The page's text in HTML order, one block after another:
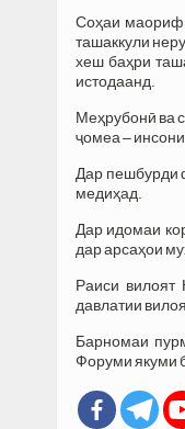
Соҳаи
ташаккули
хеш баҳри
истодаанд.
Меҳрубонӣ ва
ҷомеа –
Дар пешбурди
медиҳад.
Дар идомаи
дар арсаҳои
Раиси вилоят
давлатии
Барномаи
Форуми якуми